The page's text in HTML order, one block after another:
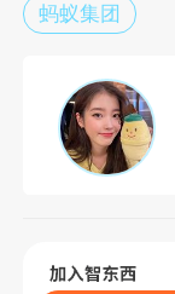
蚂蚁集团